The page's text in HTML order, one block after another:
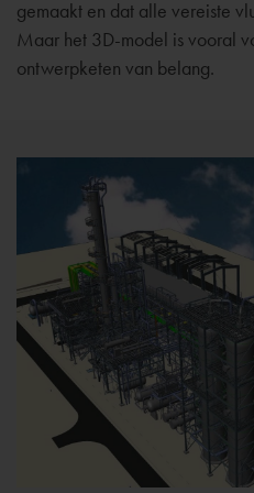
gemaakt en dat alle vereiste
Maar het 3D-model is vooral
ontwerpketen van belang.